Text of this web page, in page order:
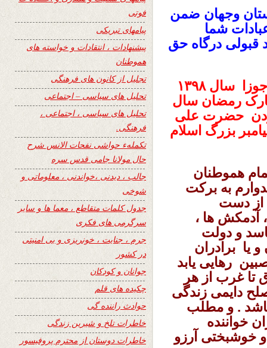
وجهان ضمن
شما
قبولی درگاه حق
خواننده گان محترم ، امروز جمعه سوم جوزا سال ١٣٩۸
رمضان سال
حضرت علی
بزرگ اسلام
هموطنان
به برکت
از دست
آدمکش ها ،
و دولت
یا برادران
رهایی یابد
تا غرب از هر
دایمی زندگی
. و مطلب
خواننده
خوشبختی آرزو
فوتی
پیامهای تبریکی
پیشنهادات ، انتقادات و خواسته های
هموطنان
تجلیل از کانون های فرهنگی
تحلیل های سیاسی – اجتماعی
تحلیل های سیاسی ، اجتماعی ،
فرهنگی.
تکملهء حواشی نفحات الانس شرح
حال مولانا جامی قدس سره
جالب ، دیدنی ،خواندنی ، معلوماتی و
شوخی
جدول کلمات متقاطع ، معما ها و سایر
سرگرمی های فکری
جرم ، جنایت ، خونریزی و بی امنیتی
در کشور
جوانان و کودکان
چکیده های قلم
حوادث راننده گی
خاطرات تلخ و شیرین زندگی
خاطرات دوستان از محترم پروفیسور